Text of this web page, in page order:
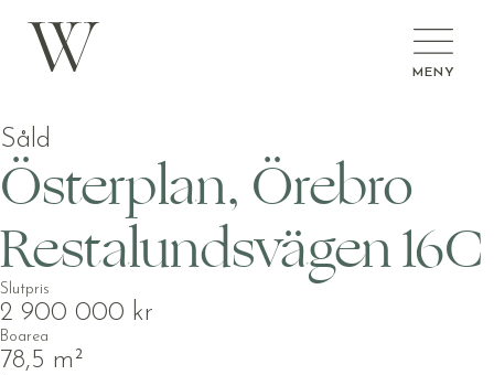
MENY
Såld
Österplan, Örebro
Restalundsvägen 16C
Slutpris
2 900 000 kr
Boarea
78,5 m²